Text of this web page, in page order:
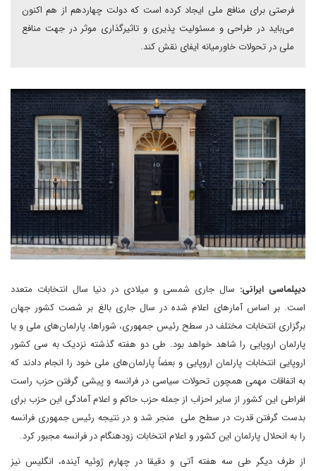
فرصتی برای منافع ملی ایجاد کرده است که دولت چهاردهم از هم اکنون
می‌باید در طراحی و مسئولیت پذیری و تاثیرگذاری موثر در جهت منافع
ملی در تحولات خاورمیانه ایفای نقش کند.
دیپلماسی ایرانی: سال جاری شمسی و میلادی در دنیا سال انتخابات متعدد
است. بر اساس آمارهای اعلام شده در سال جاری بالغ بر شصت کشور جهان
برگزاری انتخابات مختلف در سطح رئیس جمهوری، شوراها، پارلمان‌های ملی و یا
پارلمان اروپایی را شاهد خواهد بود. طی دو هفته گذشته نزدیک به سی کشور
اروپایی انتخابات پارلمان اروپایی و بعضاً پارلمان‌های ملی خود را انجام دادند که
به اتفاقات مهمی همچون تحولات سیاسی در فرانسه و پیشی گرفتن حزب راست
افراطی این کشور از سایر احزاب از جمله حزب حاکم و اعلام آمادگی این حزب برای
بدست گرفتن قدرت در سطح ملی منجر شد و در نتیجه رئیس جمهوری فرانسه
را به انحلال پارلمان این کشور و اعلام انتخابات زودهنگام در فرانسه مجبور کرد.
از طرف دیگر طی سه هفته آتی و دقیقا در چهارم ژوئیه آینده، انگلیس نیز